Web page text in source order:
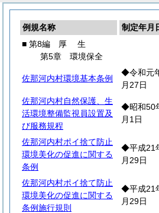
例規名称 制定年月
■ 第8編 厚 生
第5章 環境保全
佐那河内村環境基本条例
◆令和元
月27日
佐那河内村自然保護、生
活環境整備監視員設置及
び服務規程
◆昭和50
月1日
佐那河内村ポイ捨て防止
環境美化の促進に関する
条例
◆平成21
月29日
佐那河内村ポイ捨て防止
環境美化の促進に関する
条例施行規則
◆平成21
月29日